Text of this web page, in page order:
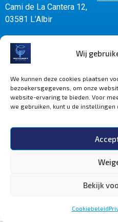
Wij
We kunnen deze cookies plaatsen
bezoekersgegevens, om onze
website-ervaring te bieden. Voor
we gebruiken, kunt u de instellingen
Bekijk
Cookiebeleid
Cami de La Cantera 12,
03581 L’Albir
Pinkstergemeente
Alle rechten